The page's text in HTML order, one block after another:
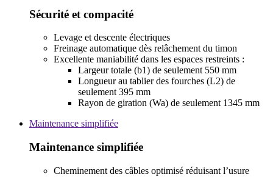
Sécurité et compacité
Levage et descente électriques
Freinage automatique dès relâchement du timon
Excellente maniabilité dans les espaces restreints :
Largeur totale (b1) de seulement 550 mm
Longueur au tablier des fourches (L2) de
seulement 395 mm
Rayon de giration (Wa) de seulement 1345 mm
Maintenance simplifiée
Maintenance simplifiée
Cheminement des câbles optimisé réduisant l’usure